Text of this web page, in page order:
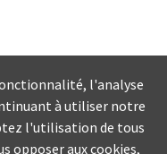
l'analyse
à utiliser notre
l'utilisation de tous
opposer aux cookies,